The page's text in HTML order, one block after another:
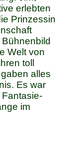
erlebten
Prinzessin
Welt von
toll
alles
Es war
im